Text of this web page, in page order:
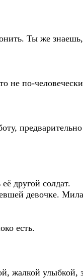
Ты же
не по-
другой солдат.
девочке.
есть.
жалкой улыбкой,